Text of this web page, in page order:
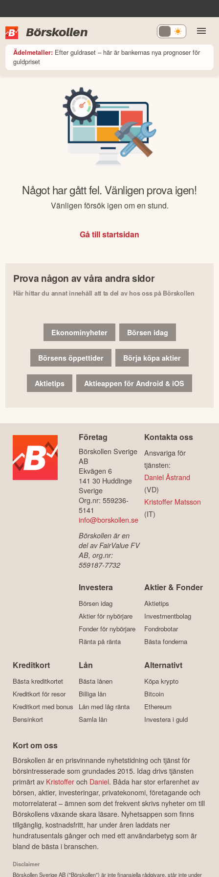
Börskollen
Ädelmetaller: Efter guldraset – här är bankernas nya prognoser för
guldpriset
Något har gått fel. Vänligen prova igen!
Vänligen försök igen om en stund.
Gå till startsidan
Prova någon av våra andra sidor
Här hittar du annat innehåll att ta del av hos oss på Börskollen
Ekonominyheter Börsen idag
Börsens öppettider Börja köpa aktier
Aktietips Aktieappen för Android & iOS
Företag
Börskollen Sverige
AB
Ekvägen 6
141 30 Huddinge
Sverige
Org.nr: 559236-
5141
info@borskollen.se
Börskollen är en
del av FairValue FV
AB, org.nr:
559187-7732
Kontakta oss
Ansvariga för
tjänsten:
Daniel Åstrand
(VD)
Kristoffer Matsson
(IT)
Investera
Börsen idag
Aktier för nybörjare
Fonder för nybörjare
Ränta på ränta
Aktier & Fonder
Aktietips
Investmentbolag
Fondrobotar
Bästa fonderna
Kreditkort
Bästa kreditkortet
Kreditkort för resor
Kreditkort med bonus
Bensinkort
Lån
Bästa lånen
Billiga lån
Lån med låg ränta
Samla lån
Alternativt
Köpa krypto
Bitcoin
Ethereum
Investera i guld
Kort om oss
Börskollen är en prisvinnande nyhetstidning och tjänst för
börsintresserade som grundades 2015. Idag drivs tjänsten
primärt av Kristofferoch Daniel. Båda har stor erfarenhet av
börsen, aktier, investeringar, privatekonomi, företagande och
motorrelaterat – ämnen som det frekvent skrivs nyheter om till
Börskollens växande skara läsare. Nyhetsappen som finns
tillgänglig, kostnadsfritt, har under åren laddats ner
hundratusentals gånger och med ett användarbetyg som är
bland de bästa i branschen.
Disclaimer
Börskollen Sverige AB ("Börskollen") är inte finansiella rådgivare, står inte under